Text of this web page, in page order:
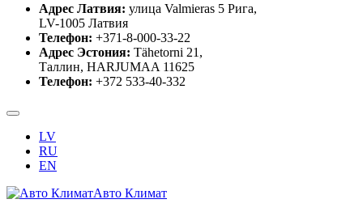
Адрес Латвия: улица Valmieras 5 Рига,
LV-1005 Латвия
Телефон: +371-8-000-33-22
Адрес Эстония: Tähetorni 21,
Таллин, HARJUMAA 11625
Телефон: +372 533-40-332
LV
RU
EN
Авто Климат